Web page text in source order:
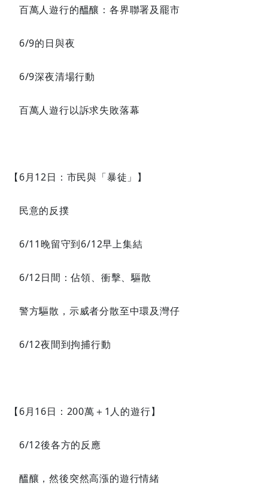
百萬人遊行的醞釀：各界聯署及罷市
6/9的日與夜
6/9深夜清場行動
百萬人遊行以訴求失敗落幕
【6月12日：市民與「暴徒」】
民意的反撲
6/11晚留守到6/12早上集結
6/12日間：佔領、衝擊、驅散
警方驅散，示威者分散至中環及灣仔
6/12夜間到拘捕行動
【6月16日：200萬＋1人的遊行】
6/12後各方的反應
醞釀，然後突然高漲的遊行情緒